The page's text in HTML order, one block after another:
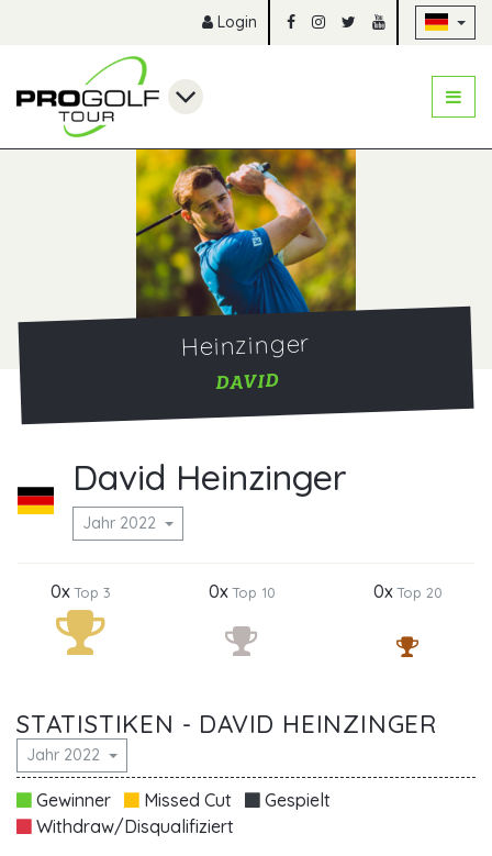
Login
Heinzinger
DAVID
David Heinzinger
Jahr 2022
0xTop 3 0xTop 10 0xTop 20
STATISTIKEN - DAVID HEINZINGER
Jahr 2022
Gewinner Missed Cut
Gespielt
Withdraw/Disqualifiziert